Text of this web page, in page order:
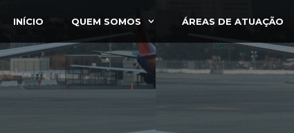
INÍCIO QUEM SOMOS ÁREAS DE ATUAÇÃO